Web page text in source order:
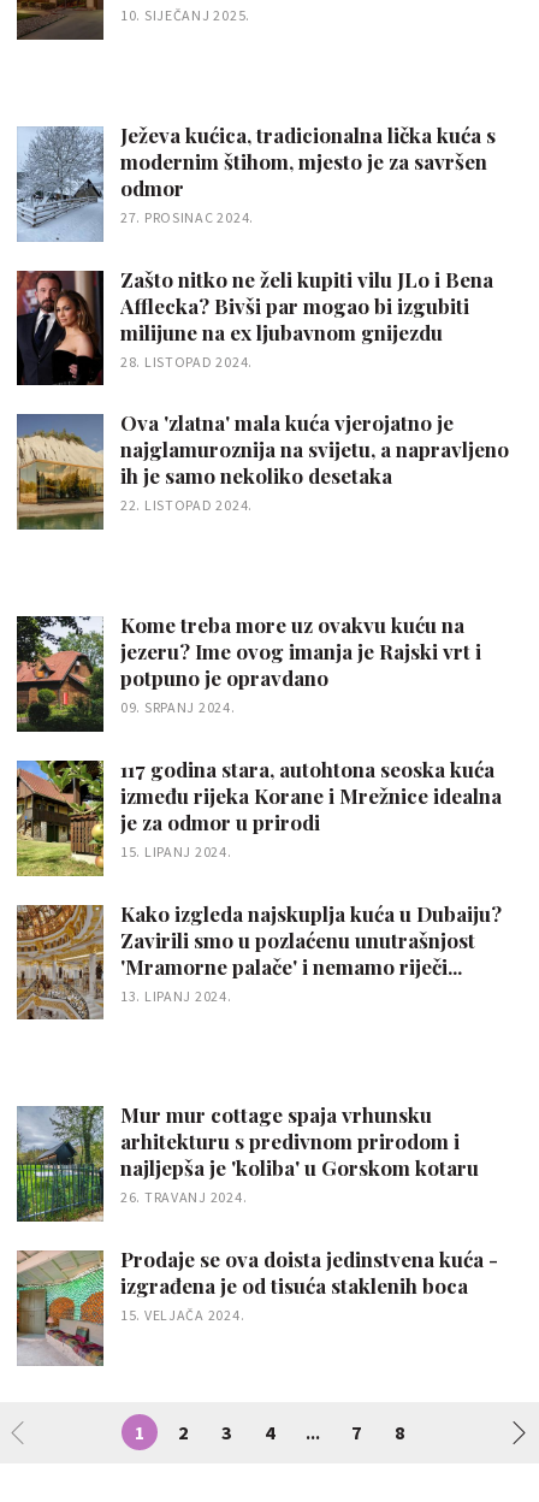
10. SIJEČANJ 2025.
Ježeva kućica, tradicionalna lička kuća s
modernim štihom, mjesto je za savršen
odmor
27. PROSINAC 2024.
Zašto nitko ne želi kupiti vilu JLo i Bena
Afflecka? Bivši par mogao bi izgubiti
milijune na ex ljubavnom gnijezdu
28. LISTOPAD 2024.
Ova 'zlatna' mala kuća vjerojatno je
najglamuroznija na svijetu, a napravljeno
ih je samo nekoliko desetaka
22. LISTOPAD 2024.
Kome treba more uz ovakvu kuću na
jezeru? Ime ovog imanja je Rajski vrt i
potpuno je opravdano
09. SRPANJ 2024.
117 godina stara, autohtona seoska kuća
između rijeka Korane i Mrežnice idealna
je za odmor u prirodi
15. LIPANJ 2024.
Kako izgleda najskuplja kuća u Dubaiju?
Zavirili smo u pozlaćenu unutrašnjost
'Mramorne palače' i nemamo riječi...
13. LIPANJ 2024.
Mur mur cottage spaja vrhunsku
arhitekturu s predivnom prirodom i
najljepša je 'koliba' u Gorskom kotaru
26. TRAVANJ 2024.
Prodaje se ova doista jedinstvena kuća -
izgrađena je od tisuća staklenih boca
15. VELJAČA 2024.
1 2 3 4 ... 7 8